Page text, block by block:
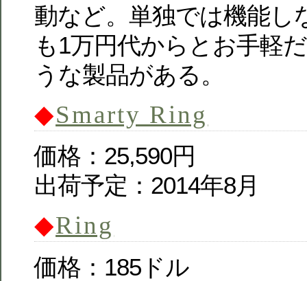
動など。単独では機能し
も1万円代からとお手軽
うな製品がある。
◆Smarty Ring
価格：25,590円
出荷予定：2014年8月
◆Ring
価格：185ドル